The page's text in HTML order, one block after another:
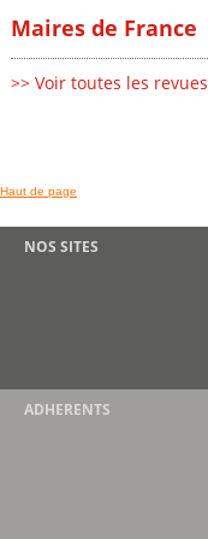
Maires de France
>> Voir toutes les revues
Haut de page
NOS SITES
ADHERENTS